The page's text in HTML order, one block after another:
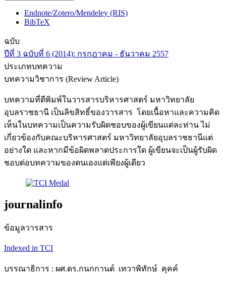
Endnote/Zotero/Mendeley (RIS)
BibTeX
ฉบับ
ปีที่ 3 ฉบับที่ 6 (2014): กรกฎาคม - ธันวาคม 2557
ประเภทบทความ
บทความวิชาการ (Review Article)
บทความที่ตีพิมพ์ในวารสารบริหารศาสตร์ มหาวิทยาลัย
อุบลราชธานี เป็นลิขสิทธิ์ของวารสาร โดยเนื้อหาและความคิด
เห็นในบทความเป็นความรับผิดชอบของผู้เขียนแต่ละท่าน ไม่
เกี่ยวข้องกับคณะบริหารศาสตร์ มหาวิทยาลัยอุบลราชธานีแต่
อย่างใด และหากมีข้อผิดพลาดประการใด ผู้เขียนจะเป็นผู้รับผิด
ชอบต่อบทความของตนเองแต่เพียงผู้เดียว
journalinfo
ข้อมูลวารสาร
Indexed in TCI
บรรณาธิการ : ผศ.ดร.กนกกานต์ เทวาพิทักษ์ คุคค์